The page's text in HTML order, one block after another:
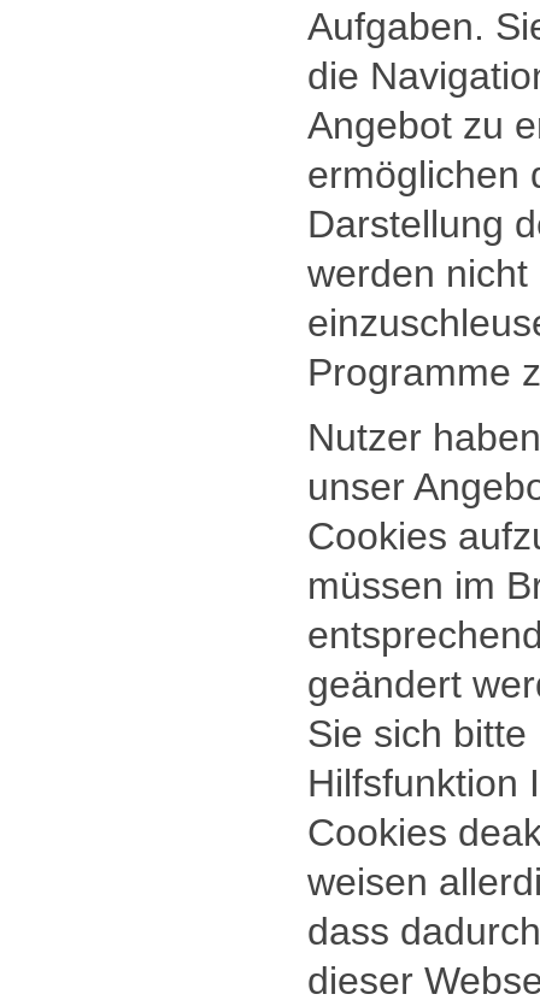
Aufgaben.
die
Angebot zu
ermöglichen
Darstellung
werden
Programme
Nutzer
unser
Cookies
müssen im
geändert
Sie sich bitte
Hilfsfunktion
Cookies
weisen
dass
dieser